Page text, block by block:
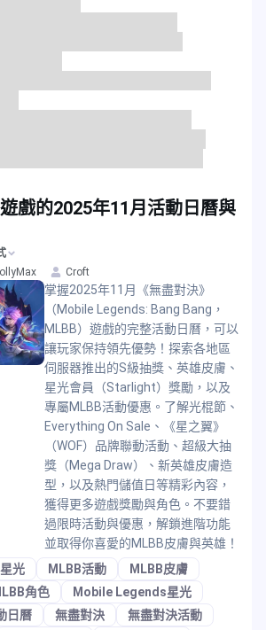
戲的2025年11月活動日曆與
Croft
掌握2025年11月《無盡對決》
（Mobile Legends: Bang Bang，
MLBB）遊戲的完整活動日曆，可以
讓玩家保持領先優勢！探索各地區
伺服器推出的S級抽獎、英雄皮膚、
星光會員（Starlight）獎勵，以及
專屬MLBB活動優惠。了解光棍節、
Everything On Sale、《星之翼》
（WOF）品牌聯動活動、超級大抽
獎（Mega Draw）、新英雄皮膚造
型，以及熱門儲值日等精彩內容，
獲得更多遊戲獎勵與角色。不要錯
過限時活動與優惠，解鎖進階功能
並取得你喜愛的MLBB皮膚與英雄！
光 MLBB活動
MLBB皮膚
角色
Mobile Legends星光
日曆 無盡對決
無盡對決活動